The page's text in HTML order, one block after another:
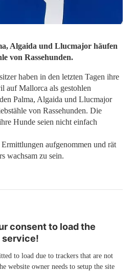
Algaida und Llucmajor häufen
von Rassehunden.
haben in den letzten Tagen ihre
auf Mallorca als gestohlen
Palma, Algaida und Llucmajor
von Rassehunden. Die
Hunde seien nicht einfach
aufgenommen und rät
wachsam zu sein.
consent to load the
service!
to load due to trackers that are not
website owner needs to setup the site